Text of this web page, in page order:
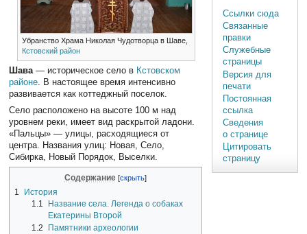
Убранство Храма Николая Чудотворца в Шаве,
Кстовский район
Шава— историческое село в Кстовском
районе. В настоящее время интенсивно
развивается как коттеджный поселок.
Село расположено на высоте 100 м над
уровнем реки, имеет вид раскрытой ладони.
«Пальцы» — улицы, расходящиеся от
центра. Названия улиц: Новая, Село,
Сибирка, Новый Порядок, Выселки.
Содержание
1
История
1.1
Название села. Легенда о собаках
Екатерины Второй
1.2
Памятники археологии
Ссылки сюда
Связанные
правки
Служебные
страницы
Версия для
печати
Постоянная
ссылка
Сведения
о странице
Цитировать
страницу